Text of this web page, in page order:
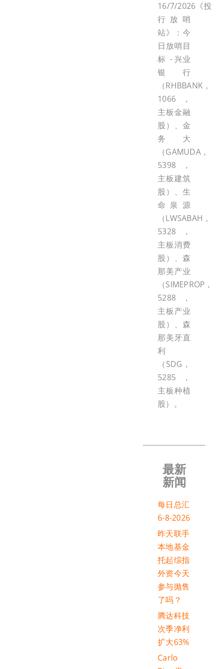
16/7/2026《投
行放哨
站》：今
日放哨目
标 - 兴业
银行
（RHBBANK，
1066，
主板金融
股）、金
务大
（GAMUDA，
5398，
主板建筑
股）、生
命泉源
（LWSABAH，
5328，
主板消费
股）、森
那美产业
（SIMEPROP，
5288，
主板产业
股）、森
那美牙直
利
（SDG，
5285，
主板种植
股）。
最新
新闻
每日总汇
6-8-2026
昨天联手
本地基金
托起综指
外资今天
参与抛售
了吗？
腾达科技
次季净利
扩大63%
Carlo